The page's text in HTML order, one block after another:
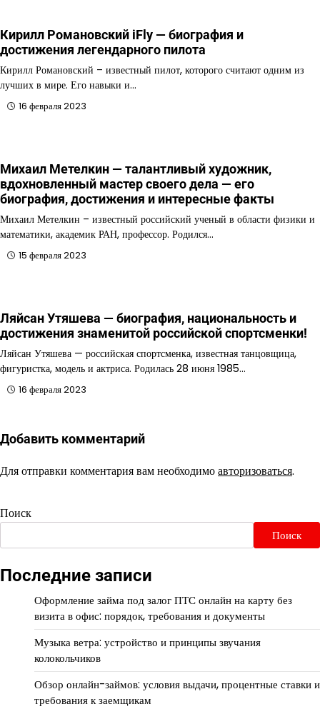
Кирилл Романовский iFly — биография и
достижения легендарного пилота
Кирилл Романовский – известный пилот, которого считают одним из
лучших в мире. Его навыки и…
16 февраля 2023
Михаил Метелкин — талантливый художник,
вдохновленный мастер своего дела — его
биография, достижения и интересные факты
Михаил Метелкин – известный российский ученый в области физики и
математики, академик РАН, профессор. Родился…
15 февраля 2023
Ляйсан Утяшева — биография, национальность и
достижения знаменитой российской спортсменки!
Ляйсан Утяшева — российская спортсменка, известная танцовщица,
фигуристка, модель и актриса. Родилась 28 июня 1985…
16 февраля 2023
Добавить комментарий
Для отправки комментария вам необходимоавторизоваться.
Поиск
Поиск
Последние записи
Оформление займа под залог ПТС онлайн на карту без
визита в офис: порядок, требования и документы
Музыка ветра: устройство и принципы звучания
колокольчиков
Обзор онлайн-займов: условия выдачи, процентные ставки и
требования к заемщикам